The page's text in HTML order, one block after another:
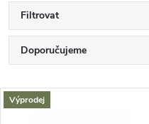
Filtrovat
Ř
a
Doporučujeme
Nejdražší
V
Výprodej